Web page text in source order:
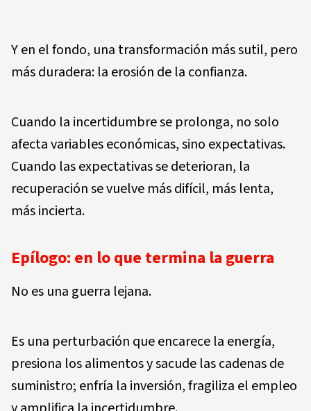
Y en el fondo, una transformación más sutil, pero
más duradera: la erosión de la confianza.
Cuando la incertidumbre se prolonga, no solo
afecta variables económicas, sino expectativas.
Cuando las expectativas se deterioran, la
recuperación se vuelve más difícil, más lenta,
más incierta.
Epílogo: en lo que termina la guerra
No es una guerra lejana.
Es una perturbación que encarece la energía,
presiona los alimentos y sacude las cadenas de
suministro; enfría la inversión, fragiliza el empleo